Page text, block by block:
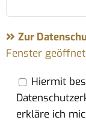
Zur
Fenster
Hiermit
erkläre ich